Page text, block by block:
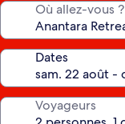
Où allez-vous ?
Dates
Voyageurs